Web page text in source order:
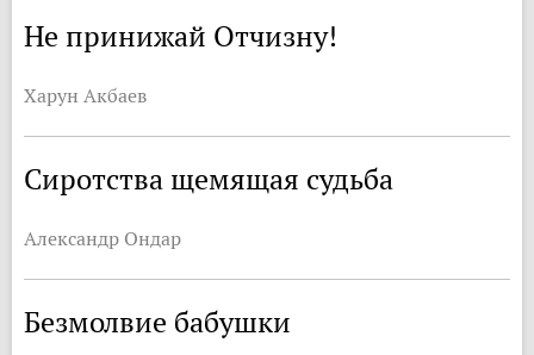
Не принижай Отчизну!
Харун Акбаев
Сиротства щемящая судьба
Александр Ондар
Безмолвие бабушки